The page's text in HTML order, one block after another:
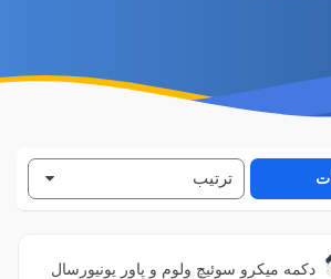
ترتیب
دکمه میکرو سوئیچ ولوم و پاور یونیورسال